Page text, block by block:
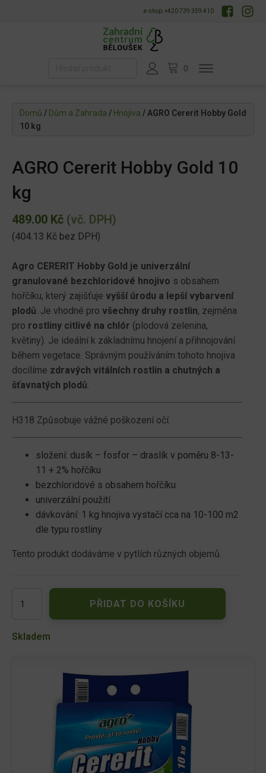
e-shop: +420 739 359 410
Domů / Dům a Zahrada / Hnojiva / AGRO Cererit Hobby Gold
10 kg
AGRO Cererit Hobby Gold 10
kg
489.00 Kč (vč. DPH)
(404.13 Kč bez DPH)
Agro CERERIT Hobby Gold je univerzální
granulované bezchloridové hnojivo s obsahem
hořčíku, který zajišťuje vyšší úrodu a lepší vybarvení
plodů. Je vhodné pro všechny druhy rostlin, zejména
pro rostliny citlivé na chlór (plodová zelenina,
květiny). Je ideální k základnímu hnojení a přihnojování
během vegetace. Správným používáním tohoto hnojiva
docílíme zdravých vitálních rostlin a chutných a
šťavnatých plodů.
H318 Způsobuje vážné poškození očí.
složení: dusík – fosfor – draslík v poměru 8-13-
11 + 2% hořčíku
bezchloridové s obsahem hořčíku
univerzální použití
dávkování: 1 kg hnojiva vystačí cca na 10-100 m2
dle typu rostliny
Tento produkt dodáváme v pytlích různých objemů.
Cererit
Gold
PŘIDAT DO KOŠÍKU
Skladem